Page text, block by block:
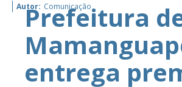
Autor: Comunicação
Prefeitura
entrega